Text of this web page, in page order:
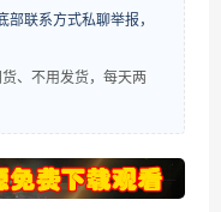
联系方式私聊举报，
、不用发货，每天两